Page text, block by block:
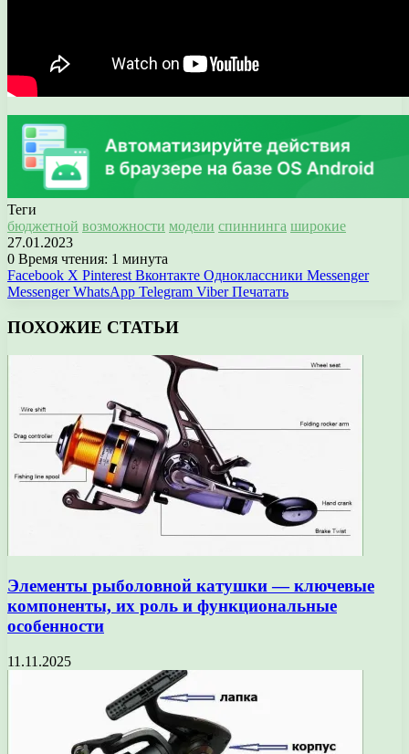
Теги
бюджетной возможности модели спиннинга широкие
27.01.2023
0 Время чтения: 1 минута
Facebook X Pinterest Вконтакте Одноклассники Messenger
Messenger WhatsApp Telegram Viber Печатать
ПОХОЖИЕ СТАТЬИ
Элементы рыболовной катушки — ключевые
компоненты, их роль и функциональные
особенности
11.11.2025